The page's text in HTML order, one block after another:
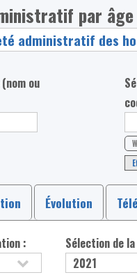
par
ou
Évolution
: Sélection de